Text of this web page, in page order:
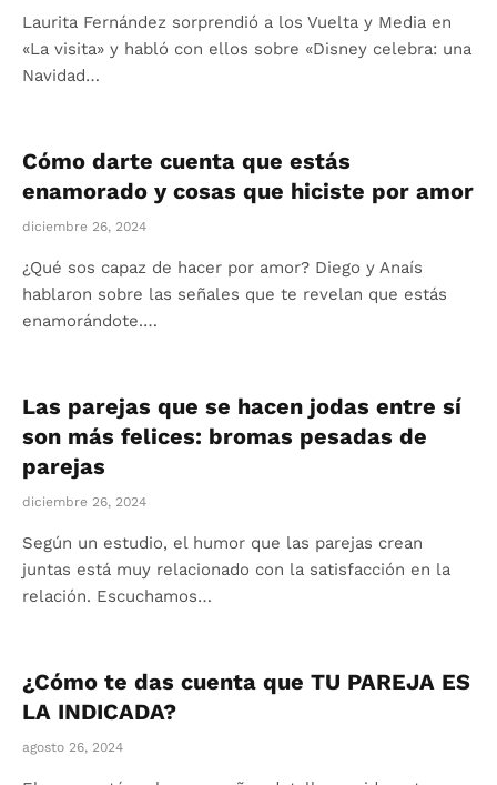
Laurita Fernández sorprendió a los Vuelta y Media en
«La visita» y habló con ellos sobre «Disney celebra: una
Navidad…
Cómo darte cuenta que estás
enamorado y cosas que hiciste por amor
diciembre 26, 2024
¿Qué sos capaz de hacer por amor? Diego y Anaís
hablaron sobre las señales que te revelan que estás
enamorándote.…
Las parejas que se hacen jodas entre sí
son más felices: bromas pesadas de
parejas
diciembre 26, 2024
Según un estudio, el humor que las parejas crean
juntas está muy relacionado con la satisfacción en la
relación. Escuchamos…
¿Cómo te das cuenta que TU PAREJA ES
LA INDICADA?
agosto 26, 2024